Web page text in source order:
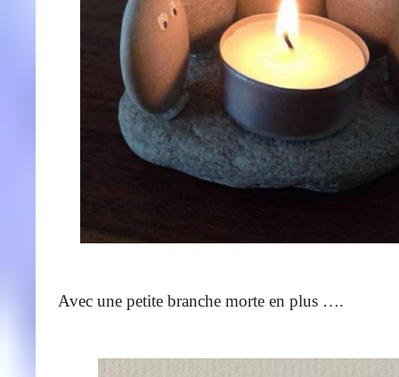
Avec une petite branche morte en plus ….